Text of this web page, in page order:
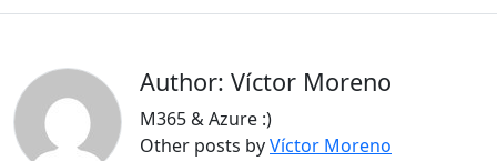
Author: Víctor Moreno
M365 & Azure :)
Other posts byVíctor Moreno